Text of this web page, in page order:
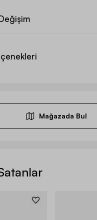
Mağazada Bul